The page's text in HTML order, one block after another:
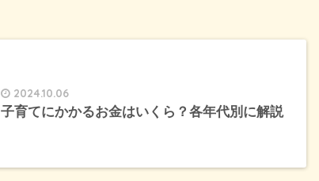
2024.10.06
子育てにかかるお金はいくら？各年代別に解説